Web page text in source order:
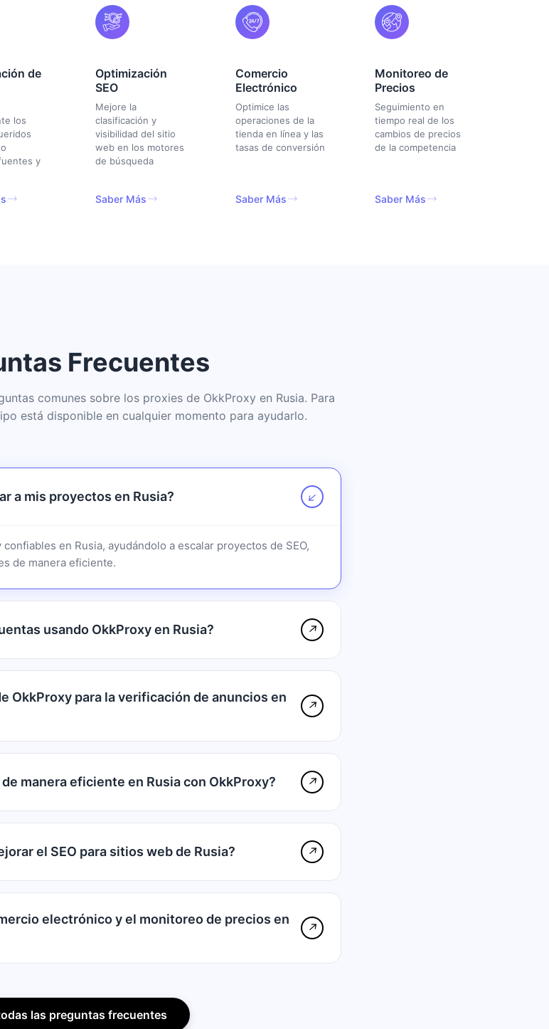
de
los
y
Optimización
SEO
Mejore la
clasificación y
visibilidad del sitio
web en los motores
de búsqueda
Saber Más
Comercio
Electrónico
Optimice las
operaciones de la
tienda en línea y las
tasas de conversión
Saber Más
Monitoreo de
Precios
Seguimiento en
tiempo real de los
cambios de precios
de la competencia
Saber Más
Frecuentes
comunes sobre los proxies de OkkProxy en Rusia. Para
está disponible en cualquier momento para ayudarlo.
a mis proyectos en Rusia? ↗
en Rusia, ayudándolo a escalar proyectos de SEO,
de manera eficiente.
usando OkkProxy en Rusia? ↗
OkkProxy para la verificación de anuncios en
↗
manera eficiente en Rusia con OkkProxy? ↗
el SEO para sitios web de Rusia? ↗
electrónico y el monitoreo de precios en
↗
las preguntas frecuentes